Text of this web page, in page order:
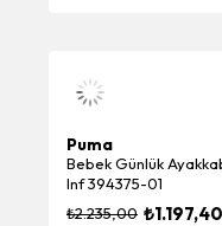
Puma
Bebek Günlük
Inf 394375-01
₺1.197,40
₺2.235,00